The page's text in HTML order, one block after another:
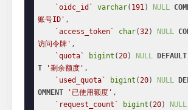
`oidc_id`
varchar( 191) NULL
账号ID' ,
`access_token`
char(32) NULL
访问令牌' ,
`quota`
bigint (20) NULL DEFAULT
T
'剩余额度' ,
`used_quota`
bigint (20) NULL
OMMENT
'已使用额度' ,
`request_count`
bigint (20) NULL